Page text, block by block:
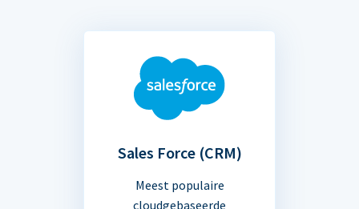
Sales Force (CRM)
Meest populaire
cloudgebaseerde